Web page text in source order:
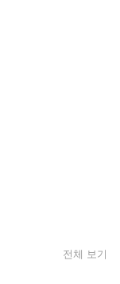
전체 보기